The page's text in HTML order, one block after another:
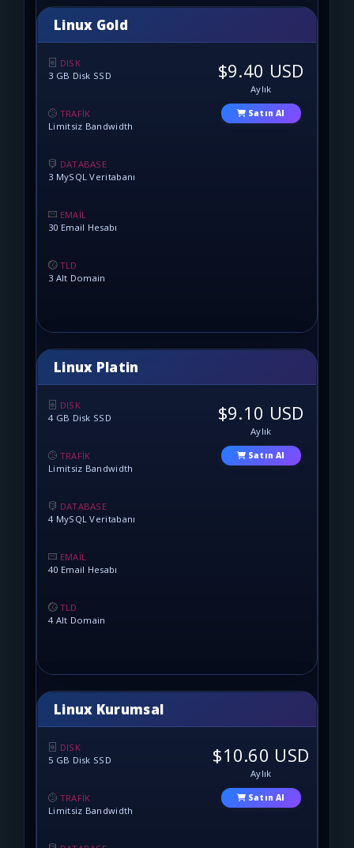
Linux Gold
DISK
3 GB Disk SSD
TRAFİK
Limitsiz Bandwidth
DATABASE
3 MySQL Veritabanı
EMAİL
30 Email Hesabı
TLD
3 Alt Domain
$9.40 USD
Aylık
Satın Al
Linux Platin
DISK
4 GB Disk SSD
TRAFİK
Limitsiz Bandwidth
DATABASE
4 MySQL Veritabanı
EMAİL
40 Email Hesabı
TLD
4 Alt Domain
$9.10 USD
Aylık
Satın Al
Linux Kurumsal
DISK
5 GB Disk SSD
TRAFİK
Limitsiz Bandwidth
$10.60 USD
Aylık
Satın Al